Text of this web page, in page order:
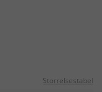
Storrelsestabel